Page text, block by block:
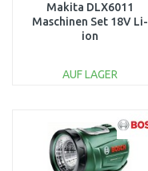
Makita DLX6011
Maschinen Set 18V Li-
ion
AUF LAGER
Vergleichen